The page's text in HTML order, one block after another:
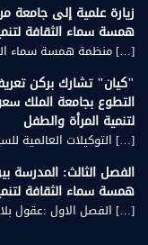
همسة سماء الثقافة
[…] منظمة همسة سماء
"كيان" تشارك بركن
التطوع بجامعة الملك
لتنمية المرأة والطفل
[…] التوكيلات العالمية
الفصل الثالث: المدرسة
همسة سماء الثقافة
[…] الفصل الاول :عقول